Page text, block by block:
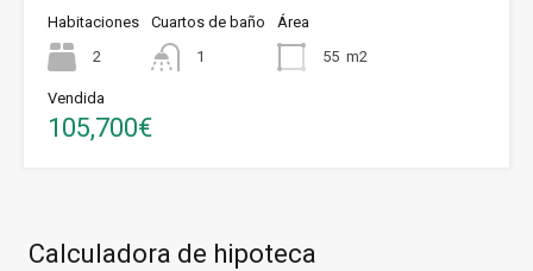
Habitaciones
2
Cuartos de baño
1
Área
55 m2
Vendida
105,700€
Calculadora de hipoteca